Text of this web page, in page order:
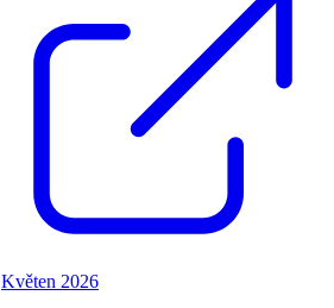
Květen 2026